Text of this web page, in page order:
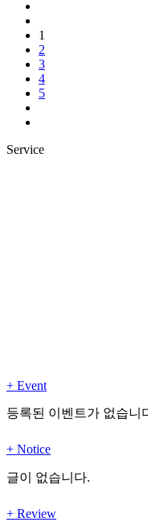
1
2
3
4
5
Service
+ Event
등록된 이벤트가 없습니
+ Notice
글이 없습니다.
+ Review